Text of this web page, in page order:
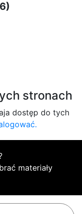
stronach
dostęp do tych
materiały